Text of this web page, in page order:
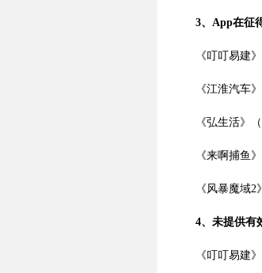
3、App在征
《叮叮易建
《江淮汽车
《弘生活》
《来啊捕鱼
《风暴魔域2
4、未提供有
《叮叮易建